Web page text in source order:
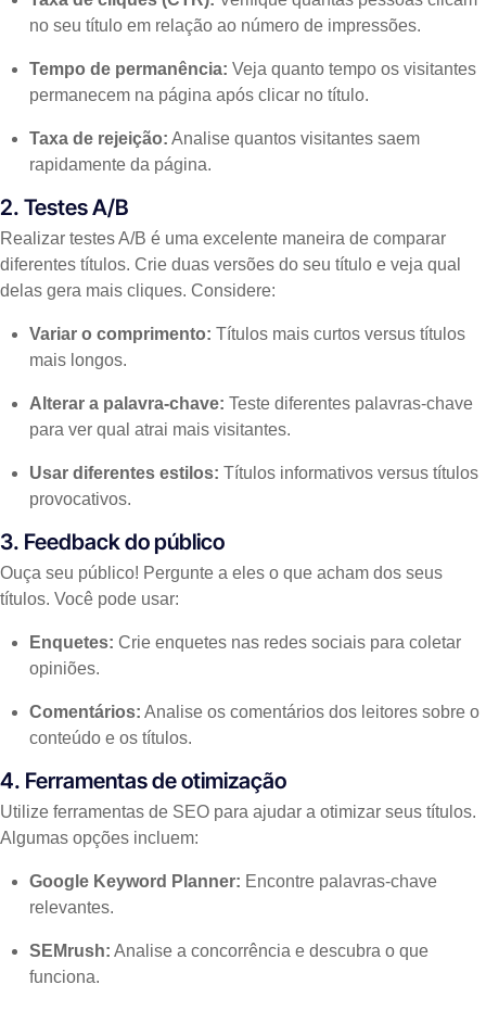
no seu título em relação ao número de impressões.
Tempo de permanência: Veja quanto tempo os visitantes
permanecem na página após clicar no título.
Taxa de rejeição: Analise quantos visitantes saem
rapidamente da página.
2. Testes A/B
Realizar testes A/B é uma excelente maneira de comparar
diferentes títulos. Crie duas versões do seu título e veja qual
delas gera mais cliques. Considere:
Variar o comprimento: Títulos mais curtos versus títulos
mais longos.
Alterar a palavra-chave: Teste diferentes palavras-chave
para ver qual atrai mais visitantes.
Usar diferentes estilos: Títulos informativos versus títulos
provocativos.
3. Feedback do público
Ouça seu público! Pergunte a eles o que acham dos seus
títulos. Você pode usar:
Enquetes: Crie enquetes nas redes sociais para coletar
opiniões.
Comentários: Analise os comentários dos leitores sobre o
conteúdo e os títulos.
4. Ferramentas de otimização
Utilize ferramentas de SEO para ajudar a otimizar seus títulos.
Algumas opções incluem:
Google Keyword Planner: Encontre palavras-chave
relevantes.
SEMrush: Analise a concorrência e descubra o que
funciona.